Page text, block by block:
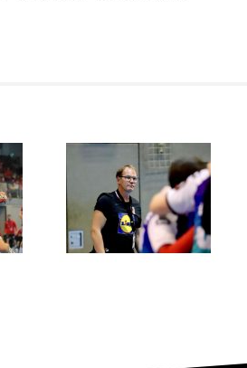
Aufstieg:
RSV
Altenbögge
gegen ASC
Dortmund